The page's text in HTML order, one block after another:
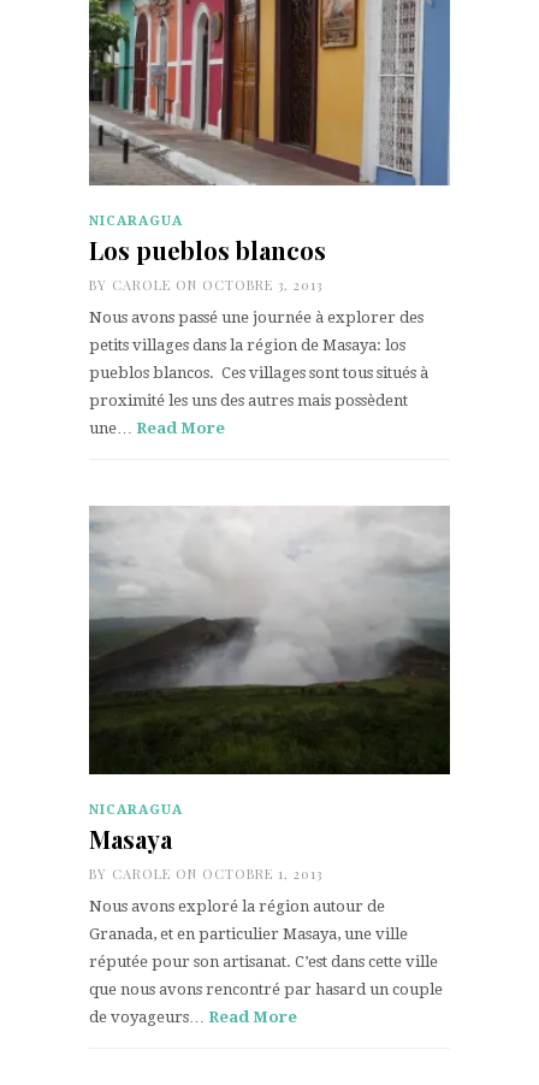
NICARAGUA
Los pueblos blancos
BY CAROLE ON OCTOBRE 3, 2013
Nous avons passé une journée à explorer des
petits villages dans la région de Masaya: los
pueblos blancos. Ces villages sont tous situés à
proximité les uns des autres mais possèdent
une… Read More
NICARAGUA
Masaya
BY CAROLE ON OCTOBRE 1, 2013
Nous avons exploré la région autour de
Granada, et en particulier Masaya, une ville
réputée pour son artisanat. C’est dans cette ville
que nous avons rencontré par hasard un couple
de voyageurs… Read More